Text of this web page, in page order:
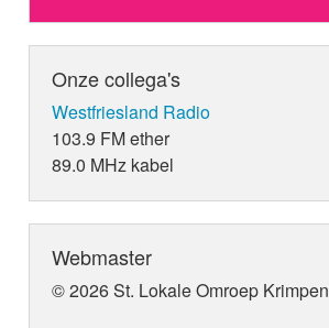
Onze collega's
Westfriesland Radio
103.9 FM ether
89.0 MHz kabel
Webmaster
© 2026 St. Lokale Omroep Krimpen